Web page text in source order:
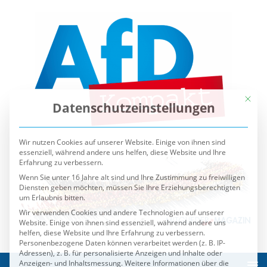
Datenschutzeinstellungen
Wir nutzen Cookies auf unserer Website. Einige von ihnen sind
essenziell, während andere uns helfen, diese Website und Ihre
Erfahrung zu verbessern.
Diensten geben möchten, müssen Sie Ihre Erziehungsberechtigten
Website. Einige von ihnen sind essenziell, während andere uns
helfen, diese Website und Ihre Erfahrung zu verbessern.
Personenbezogene Daten können verarbeitet werden (z. B. IP-
Adressen), z. B. für personalisierte Anzeigen und Inhalte oder
Anzeigen- und Inhaltsmessung.
Weitere Informationen über die
Verwendung Ihrer Daten finden Sie in unserer
Einstellungenwiderrufen oder anpassen.
Es folgt eine Liste der Service-Gruppen, für die eine
Essenziell
Externe Medien